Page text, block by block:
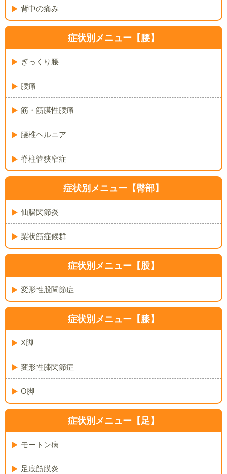
背中の痛み
症状別メニュー【腰】
ぎっくり腰
腰痛
筋・筋膜性腰痛
腰椎ヘルニア
脊柱管狭窄症
症状別メニュー【臀部】
仙腸関節炎
梨状筋症候群
症状別メニュー【股】
変形性股関節症
症状別メニュー【膝】
X脚
変形性膝関節症
O脚
症状別メニュー【足】
モートン病
足底筋膜炎